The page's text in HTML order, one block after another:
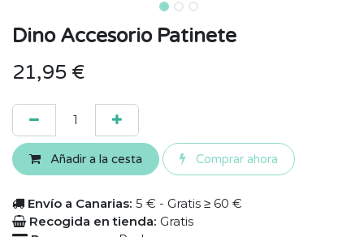
Dino Accesorio Patinete
21,95 €
Añadir a la cesta Comprar ahora
Envío a Canarias: 5 € - Gratis ≥ 60 €
Recogida en tienda: Gratis